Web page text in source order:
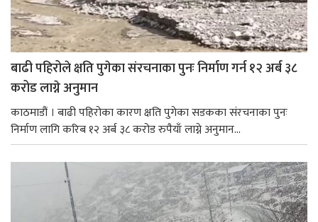
बाढी पहिरोले क्षति पुगेका संरचनाका पुनः निर्माण गर्न १२ अर्ब ३८
करोड लाग्ने अनुमान
काठमाडौं । बाढी पहिरोका कारण क्षति पुगेका सडकका संरचनाका पुनः
निर्माण लागि करिब १२ अर्ब ३८ करोड रुपैयाँ लाग्ने अनुमान...